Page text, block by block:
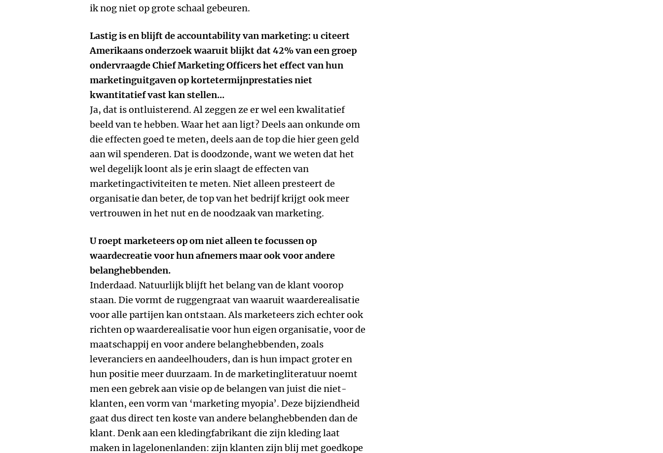
ik nog niet op grote schaal gebeuren.
Lastig is en blijft de accountability van marketing: u citeert
Amerikaans onderzoek waaruit blijkt dat 42% van een groep
ondervraagde Chief Marketing Officers het effect van hun
marketinguitgaven op kortetermijnprestaties niet
kwantitatief vast kan stellen...
Ja, dat is ontluisterend. Al zeggen ze er wel een kwalitatief
beeld van te hebben. Waar het aan ligt? Deels aan onkunde om
die effecten goed te meten, deels aan de top die hier geen geld
aan wil spenderen. Dat is doodzonde, want we weten dat het
wel degelijk loont als je erin slaagt de effecten van
marketingactiviteiten te meten. Niet alleen presteert de
organisatie dan beter, de top van het bedrijf krijgt ook meer
vertrouwen in het nut en de noodzaak van marketing.
U roept marketeers op om niet alleen te focussen op
waardecreatie voor hun afnemers maar ook voor andere
belanghebbenden.
Inderdaad. Natuurlijk blijft het belang van de klant voorop
staan. Die vormt de ruggengraat van waaruit waarderealisatie
voor alle partijen kan ontstaan. Als marketeers zich echter ook
richten op waarderealisatie voor hun eigen organisatie, voor de
maatschappij en voor andere belanghebbenden, zoals
leveranciers en aandeelhouders, dan is hun impact groter en
hun positie meer duurzaam. In de marketingliteratuur noemt
men een gebrek aan visie op de belangen van juist die niet-
klanten, een vorm van ‘marketing myopia’. Deze bijziendheid
gaat dus direct ten koste van andere belanghebbenden dan de
klant. Denk aan een kledingfabrikant die zijn kleding laat
maken in lagelonenlanden: zijn klanten zijn blij met goedkope